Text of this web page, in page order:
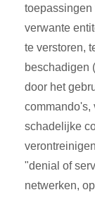
verwante
te verstoren,
beschadigen
door het
commando's,
schadelijke
"denial of
netwerken,